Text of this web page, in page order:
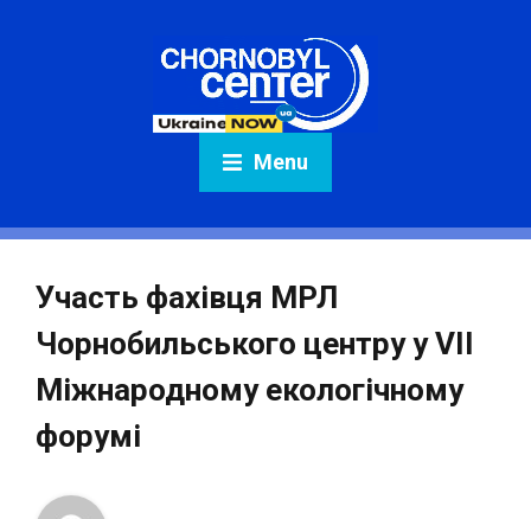
Menu
Участь фахівця МРЛ
Чорнобильського центру у VII
Міжнародному екологічному
форумі